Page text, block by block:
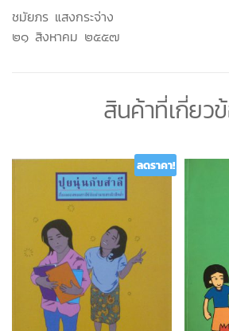
ชมัยภร แสงกระจ่าง
๒๑ สิงหาคม ๒๕๕๗
สินค้าที่เกี่ยว
ลดราคา!